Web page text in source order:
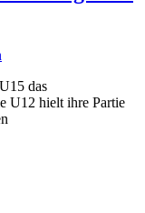
das
U12 hielt ihre Partie